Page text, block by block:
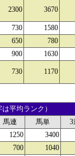
2300 3670
730 1580
650 780
900 1630
730 1170
平均ランク）
馬連 馬単 3
1250 3400
700 1040